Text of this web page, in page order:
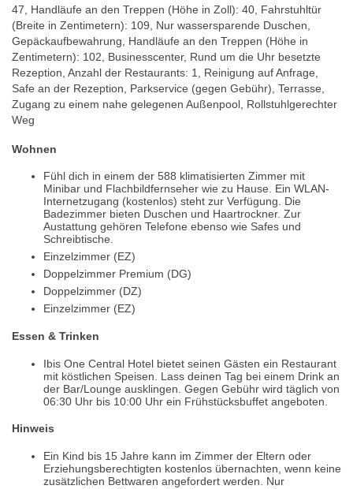
47, Handläufe an den Treppen (Höhe in Zoll): 40, Fahrstuhltür
(Breite in Zentimetern): 109, Nur wassersparende Duschen,
Gepäckaufbewahrung, Handläufe an den Treppen (Höhe in
Zentimetern): 102, Businesscenter, Rund um die Uhr besetzte
Rezeption, Anzahl der Restaurants: 1, Reinigung auf Anfrage,
Safe an der Rezeption, Parkservice (gegen Gebühr), Terrasse,
Zugang zu einem nahe gelegenen Außenpool, Rollstuhlgerechter
Weg
Wohnen
Fühl dich in einem der 588 klimatisierten Zimmer mit
Minibar und Flachbildfernseher wie zu Hause. Ein WLAN-
Internetzugang (kostenlos) steht zur Verfügung. Die
Badezimmer bieten Duschen und Haartrockner. Zur
Austattung gehören Telefone ebenso wie Safes und
Schreibtische.
Einzelzimmer (EZ)
Doppelzimmer Premium (DG)
Doppelzimmer (DZ)
Einzelzimmer (EZ)
Essen & Trinken
Ibis One Central Hotel bietet seinen Gästen ein Restaurant
mit köstlichen Speisen. Lass deinen Tag bei einem Drink an
der Bar/Lounge ausklingen. Gegen Gebühr wird täglich von
06:30 Uhr bis 10:00 Uhr ein Frühstücksbuffet angeboten.
Hinweis
Ein Kind bis 15 Jahre kann im Zimmer der Eltern oder
Erziehungsberechtigten kostenlos übernachten, wenn keine
zusätzlichen Bettwaren angefordert werden. Nur